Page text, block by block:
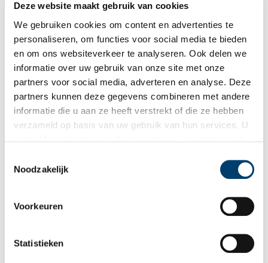
Deze website maakt gebruik van cookies
We gebruiken cookies om content en advertenties te
personaliseren, om functies voor social media te bieden
en om ons websiteverkeer te analyseren. Ook delen we
informatie over uw gebruik van onze site met onze
partners voor social media, adverteren en analyse. Deze
partners kunnen deze gegevens combineren met andere
informatie die u aan ze heeft verstrekt of die ze hebben
verzameld op basis van uw gebruik van hun services. U
Noodzakelijk
Voorkeuren
Statistieken
geperfectioneerd
Aan het eind van de negentiende eeuw loopt de vraag naar
lijnolie en zeildoek sterk terug. De opmars van petroleum als
brandstof en de opkomst van stoomschepen vormen een
gevaar voor het voortbestaan van de rolrederij voor zeildoek
en de lijnoliemolen van de familie Kaars Sijpestein. Een
Schotse uitvinding betekent echter de redding voor de
familieonderneming. Honderdzestien jaar later verlaten nog
dagelijks enorme rollen linoleum de Forbo Flooring fabriek in
Assendelft.
Crown Van Gelder: van couranten naar
(1783) als het hem lukt om rotatiepapier voor kranten te
maken. Het water in de Zaanstreek is echter niet goed genoeg,